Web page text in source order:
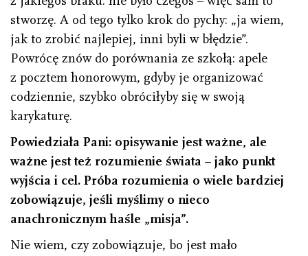
stworzę. A od tego tylko krok do pychy: „ja wiem,
jak to zrobić najlepiej, inni byli w błędzie”.
Powrócę znów do porównania ze szkołą: apele
z pocztem honorowym, gdyby je organizować
codziennie, szybko obróciłyby się w swoją
karykaturę.
Powiedziała Pani: opisywanie jest ważne, ale
ważne jest też rozumienie świata – jako punkt
wyjścia i cel. Próba rozumienia o wiele bardziej
zobowiązuje, jeśli myślimy o nieco
anachronicznym haśle „misja”.
Nie wiem, czy zobowiązuje, bo jest mało